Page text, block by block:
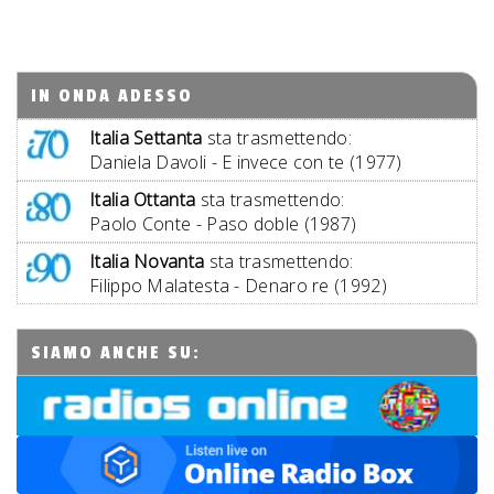
IN ONDA ADESSO
Italia Settanta sta trasmettendo:
Daniela Davoli - E invece con te (1977)
Italia Ottanta sta trasmettendo:
Paolo Conte - Paso doble (1987)
Italia Novanta sta trasmettendo:
Filippo Malatesta - Denaro re (1992)
SIAMO ANCHE SU: